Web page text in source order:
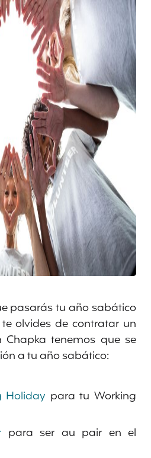
pasarás tu año sabático
olvides de contratar un
Chapka tenemos que se
a tu año sabático:
Holiday para tu Working
para ser au pair en el